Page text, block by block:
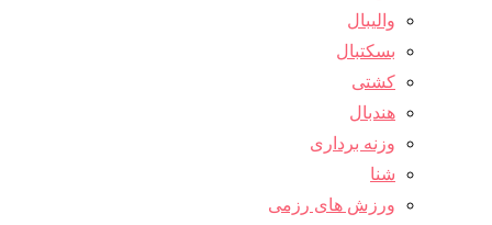
والیبال
بسکتبال
کشتی
هندبال
وزنه برداری
شنا
ورزش های رزمی